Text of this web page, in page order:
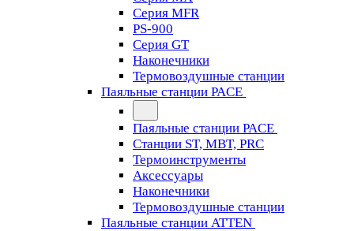
Серия MFR
PS-900
Серия GT
Наконечники
Термовоздушные станции
Паяльные станции PACE
Паяльные станции PACE
Станции ST, MBT, PRC
Термоинструменты
Аксессуары
Наконечники
Термовоздушные станции
Паяльные станции ATTEN